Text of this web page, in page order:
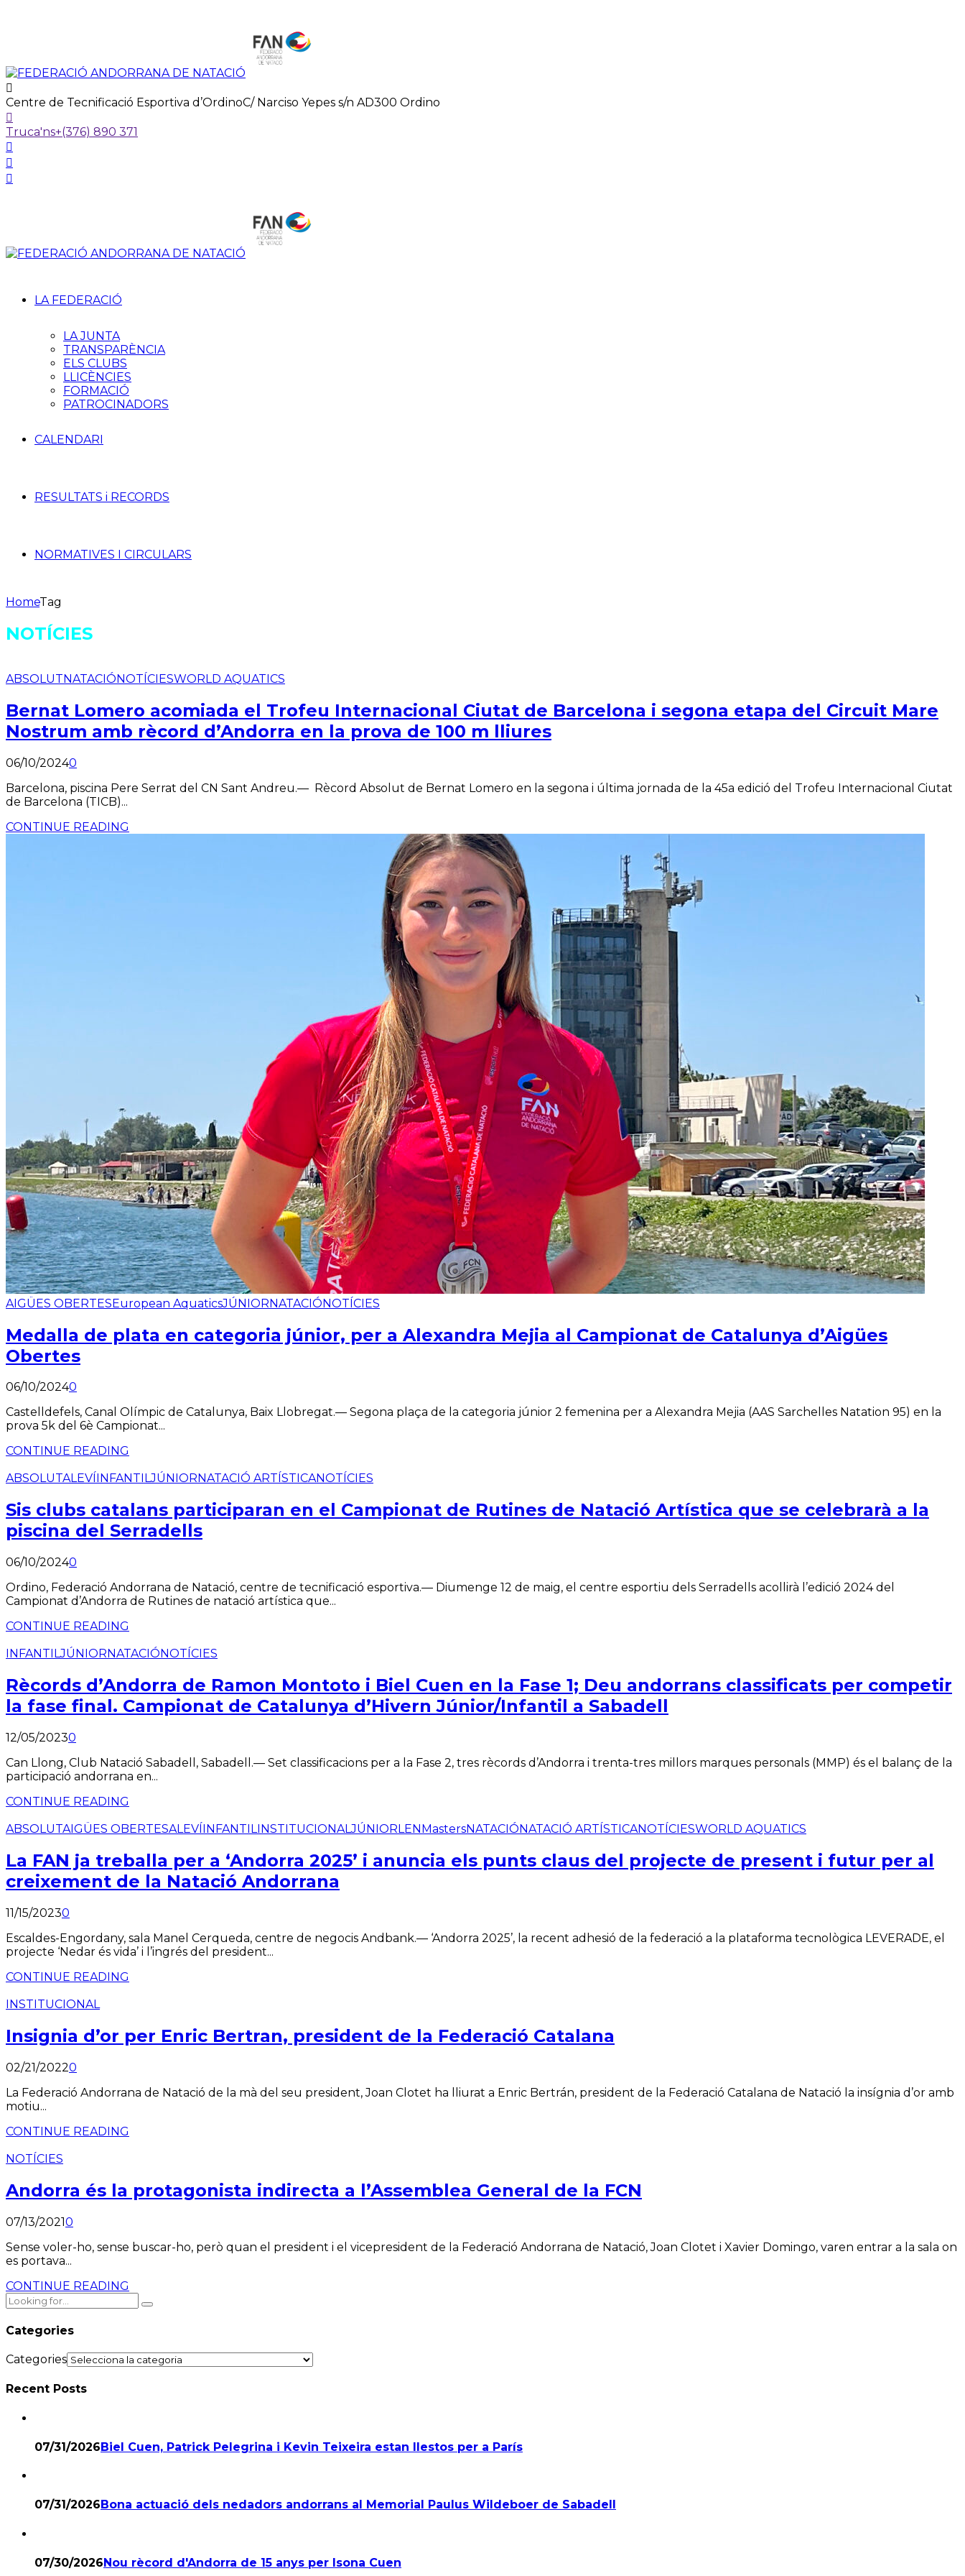
Centre de Tecnificació Esportiva d’OrdinoC/ Narciso Yepes s/n AD300 Ordino
Truca'ns+(376) 890 371
LA FEDERACIÓ
LA JUNTA
TRANSPARÈNCIA
ELS CLUBS
LLICÈNCIES
FORMACIÓ
PATROCINADORS
CALENDARI
RESULTATS i RECORDS
NORMATIVES I CIRCULARS
HomeTag
NOTÍCIES
ABSOLUTNATACIÓNOTÍCIESWORLD AQUATICS
Bernat Lomero acomiada el Trofeu Internacional Ciutat de Barcelona i segona etapa del Circuit Mare
Nostrum amb rècord d’Andorra en la prova de 100 m lliures
06/10/20240
Barcelona, piscina Pere Serrat del CN Sant Andreu.— Rècord Absolut de Bernat Lomero en la segona i última jornada de la 45a edició del Trofeu Internacional Ciutat
de Barcelona (TICB)...
CONTINUE READING
AIGÜES OBERTESEuropean AquaticsJÚNIORNATACIÓNOTÍCIES
Medalla de plata en categoria júnior, per a Alexandra Mejia al Campionat de Catalunya d’Aigües
Obertes
06/10/20240
Castelldefels, Canal Olímpic de Catalunya, Baix Llobregat.— Segona plaça de la categoria júnior 2 femenina per a Alexandra Mejia (AAS Sarchelles Natation 95) en la
prova 5k del 6è Campionat...
CONTINUE READING
ABSOLUTALEVÍ INFANTILJÚNIOR NATACIÓ ARTÍSTICANOTÍCIES
Sis clubs catalans participaran en el Campionat de Rutines de Natació Artística que se celebrarà a la
piscina del Serradells
06/10/20240
Ordino, Federació Andorrana de Natació, centre de tecnificació esportiva.— Diumenge 12 de maig, el centre esportiu dels Serradells acollirà l’edició 2024 del
Campionat d’Andorra de Rutines de natació artística que...
CONTINUE READING
INFANTILJÚNIOR NATACIÓ NOTÍCIES
Rècords d’Andorra de Ramon Montoto i Biel Cuen en la Fase 1; Deu andorrans classificats per competir
la fase final. Campionat de Catalunya d’Hivern Júnior/Infantil a Sabadell
12/05/20230
Can Llong, Club Natació Sabadell, Sabadell.— Set classificacions per a la Fase 2, tres rècords d’Andorra i trenta-tres millors marques personals (MMP) és el balanç de la
participació andorrana en...
CONTINUE READING
ABSOLUTAIGÜES OBERTESALEVÍINFANTILINSTITUCIONALJÚNIORLENMastersNATACIÓNATACIÓ ARTÍSTICANOTÍCIESWORLD AQUATICS
La FAN ja treballa per a ‘Andorra 2025’ i anuncia els punts claus del projecte de present i futur per al
creixement de la Natació Andorrana
11/15/20230
Escaldes-Engordany, sala Manel Cerqueda, centre de negocis Andbank.— ‘Andorra 2025’, la recent adhesió de la federació a la plataforma tecnològica LEVERADE, el
projecte ‘Nedar és vida’ i l’ingrés del president...
CONTINUE READING
INSTITUCIONAL
Insignia d’or per Enric Bertran, president de la Federació Catalana
02/21/20220
La Federació Andorrana de Natació de la mà del seu president, Joan Clotet ha lliurat a Enric Bertrán, president de la Federació Catalana de Natació la insígnia d’or amb
motiu...
CONTINUE READING
NOTÍCIES
Andorra és la protagonista indirecta a l’Assemblea General de la FCN
07/13/20210
Sense voler-ho, sense buscar-ho, però quan el president i el vicepresident de la Federació Andorrana de Natació, Joan Clotet i Xavier Domingo, varen entrar a la sala on
es portava...
CONTINUE READING
Categories
Categories
Recent Posts
07/31/2026Biel Cuen, Patrick Pelegrina i Kevin Teixeira estan llestos per a París
07/31/2026 Bona actuació dels nedadors andorrans al Memorial Paulus Wildeboer de Sabadell
07/30/2026Nou rècord d'Andorra de 15 anys per Isona Cuen